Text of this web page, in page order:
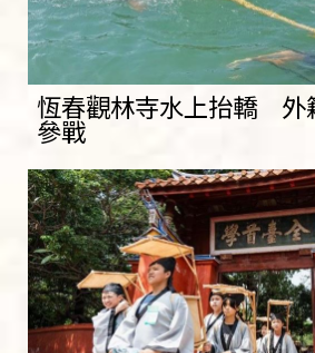
恆春觀林寺水上抬轎 外
參戰